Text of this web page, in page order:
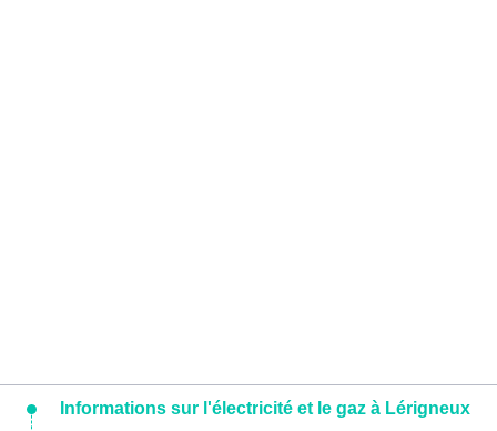
Informations sur l'électricité et le gaz à Lérigneux